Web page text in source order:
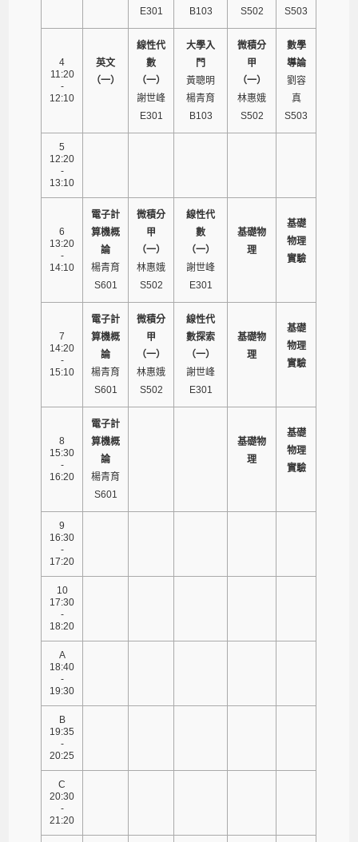
E301
B103
S502
S503
4
11:20
-
12:10
英文
（一）
線性代
數
（一）
謝世峰
E301
大學入
門
黃聰明
楊青育
B103
微積分
甲
（一）
林惠娥
S502
數學
導論
劉容
真
S503
5
12:20
-
13:10
6
13:20
-
14:10
電子計
算機概
論
楊青育
S601
微積分
甲
（一）
林惠娥
S502
線性代
數
（一）
謝世峰
E301
基礎物
理
基礎
物理
實驗
7
14:20
-
15:10
電子計
算機概
論
楊青育
S601
微積分
甲
（一）
林惠娥
S502
線性代
數探索
（一）
謝世峰
E301
基礎物
理
基礎
物理
實驗
8
15:30
-
16:20
電子計
算機概
論
楊青育
S601
基礎物
理
基礎
物理
實驗
9
16:30
-
17:20
10
17:30
-
18:20
A
18:40
-
19:30
B
19:35
-
20:25
C
20:30
-
21:20